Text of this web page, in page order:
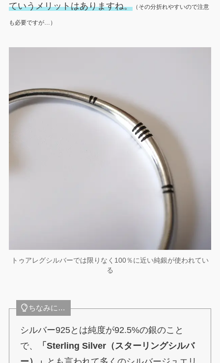
ていうメリットはありますね。（その分折れやすいので注意
も必要ですが…）
トゥアレグシルバーでは限りなく100％に近い純銀が使われてい
る
ちなみに…
シルバー925とは純度が92.5%の銀のこと
で、
「Sterling Silver（スターリングシルバ